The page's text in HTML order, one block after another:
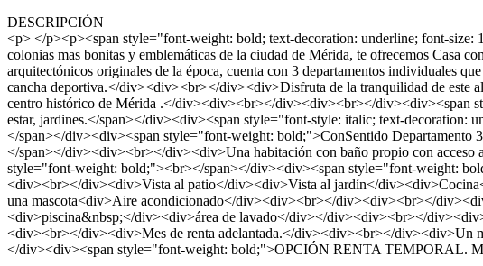
DESCRIPCIÓN
<p> </p><p><span style="font-weight: bold; text-decoration: underline; font-
colonias mas bonitas y emblemáticas de la ciudad de Mérida, te ofrecemos Casa
arquitectónicos originales de la época, cuenta con 3 departamentos individuales
cancha deportiva.</div><div><br></div><div>Disfruta de la tranquilidad de este
centro histórico de Mérida .</div><div><br></div><div><br></div><div><span
estar, jardines.</span></div><div><span style="font-style: italic; text-
</span></div><div><span style="font-weight: bold;">ConSentido Departamento
</span></div><div><br></div><div>Una habitación con baño propio con
style="font-weight: bold;"><br></span></div><div><span style="font-weight:
<div><br></div><div>Vista al patio</div><div>Vista al jardín</
una mascota<div>Aire acondicionado</div><div><br></div><div><br></
<div>piscina&nbsp;</div><div>área de lavado</div></div><div><br></
<div><br></div><div>Mes de renta adelantada.</div><div><br></div><div>Un
</div><div><span style="font-weight: bold;">OPCIÓN RENTA TEMPORAL.